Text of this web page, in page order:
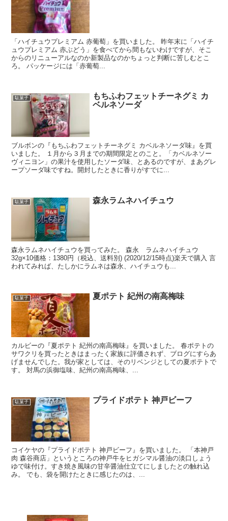
「ハイチュウプレミアム 赤葡萄」を買いました。 昨年末に「ハイチ
ュウプレミアム 赤ぶどう」を食べてから間もないわけですが、そこ
からのリニューアルなのか新製品なのかちょっと判断に苦しむとこ
ろ。 パッケージには「赤葡萄...
駄菓子
もちふわフェットチーネグミ カ
ベルネソーダ
ブルボンの『もちふわフェットチーネグミ カベルネソーダ味』を買
いました。 １月から３月までの期間限定とのこと。「カベルネソー
ヴィニヨン」の果汁を使用したソーダ味、とあるのですが、まあグレ
ープソーダ味ですね。開封したときに香りがすでに...
駄菓子 森永ラムネハイチュウ
森永ラムネハイチュウを買ってみた。 森永 ラムネハイチュウ
32g×10価格：1380円（税込、送料別) (2020/12/15時点)楽天で購入 言
われてみれば、たしかにラムネは森永、ハイチュウも...
駄菓子 夏ポテト 紀州の南高梅味
カルビーの『夏ポテト 紀州の南高梅味』を買いました。 春ポテトの
サワクリを買ったときはまったく家族に評価されず、ブログにすらあ
げませんでした。我が家としては、そのリベンジとしての夏ポテトで
す。 対馬の浜御塩味、紀州の南高梅味、...
駄菓子 プライドポテト 神戸ビーフ
コイケヤの『プライドポテト 神戸ビーフ』を買いました。 「本神戸
肉 森谷商店」というところの神戸牛をヒガシマル醤油の淡口しょう
ゆで味付け。すき焼き風味の甘辛醤油仕立てにしましたとの触れ込
み。 でも、袋を開けたときに感じたのは、...